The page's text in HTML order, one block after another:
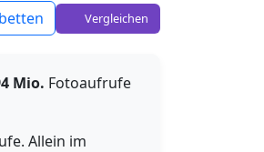
Vergleichen
Mio. Fotoaufrufe
Allein im